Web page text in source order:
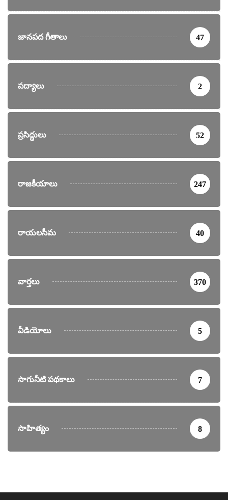
జానపద గీతాలు 47
పద్యాలు 2
ప్రసిద్ధులు 52
రాజకీయాలు 247
రాయలసీమ 40
వార్తలు 370
వీడియోలు 5
సాగునీటి పథకాలు 7
సాహిత్యం 8